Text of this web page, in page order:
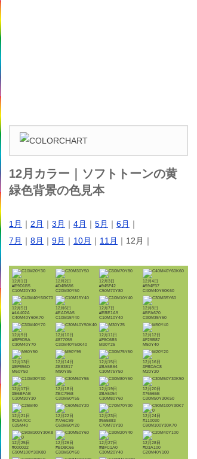
12月カラー｜ソフトトーンの黄
緑色背景の色見本
1月 ｜ 2月 ｜ 3月 ｜ 4月 ｜ 5月 ｜ 6月 ｜
7月 ｜ 8月 ｜ 9月 ｜ 10月 ｜ 11月 ｜12月｜
12月1日
#E9D1B5
C10M20Y30
12月2日
#D4B686
C20M30Y50
12月3日
#945F42
C50M70Y80
12月4日
#594F37
C40M40Y60K60
12月5日
#4A402A
C40M40Y60K70
12月6日
#EAD9A5
C10M15Y40
12月7日
#EBE1A9
C10M10Y40
12月8日
#BFA670
C30M35Y60
12月9日
#BF9D5A
C30M40Y70
12月10日
#877059
C30M40Y50K40
12月11日
#F8C6B5
M30Y25
12月12日
#F29B87
M50Y40
12月13日
#EF856D
M60Y50
12月14日
#E83817
M90Y95
12月15日
#BA5B64
C30M75Y50
12月16日
#FBDAC8
M20Y20
12月17日
#E6BFAB
C10M30Y30
12月18日
#BC7968
C30M60Y55
12月19日
#BA5054
C30M80Y60
12月20日
#76565E
C30M50Y30K50
12月21日
#C5A4CC
C25M40
12月22日
#7A6C99
C60M60Y20
12月23日
#655883
C70M70Y30
12月24日
#110030
C90M100Y30K70
12月25日
#000022
C90M100Y30K80
12月26日
#BD8C66
C30M50Y60
12月27日
#BFC1A0
C30M20Y40
12月28日
#D3A100
C20M40Y100